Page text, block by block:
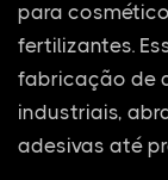
para
fertilizantes.
fabricação de
industriais,
adesivas até